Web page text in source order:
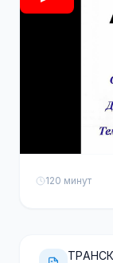
120 минут